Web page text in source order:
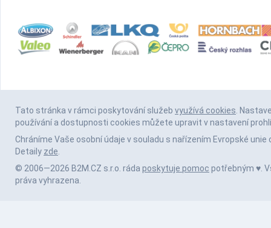
Tato stránka v rámci poskytování služeb využívá cookies.
používání a dostupnosti cookies můžete upravit v nastavení
Chráníme Vaše osobní údaje v souladu s nařízením Evropské unie
Detaily zde.
© 2006—2026 B2M.CZ s.r.o. ráda poskytuje pomoc potřebným ♥️.
práva vyhrazena.